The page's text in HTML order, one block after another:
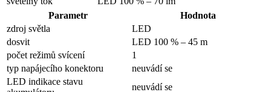
Parametr
Hodnota
zdroj světla
LED
dosvit
LED 100 % – 45 m
počet režimů svícení
1
typ napájecího konektoru
neuvádí se
LED indikace stavu
neuvádí se